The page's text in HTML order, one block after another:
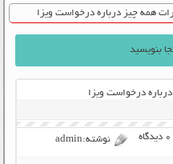
همه چیز درباره درخواست ویزا
درخواست ویزا
۰ دیدگاه نوشته:admin